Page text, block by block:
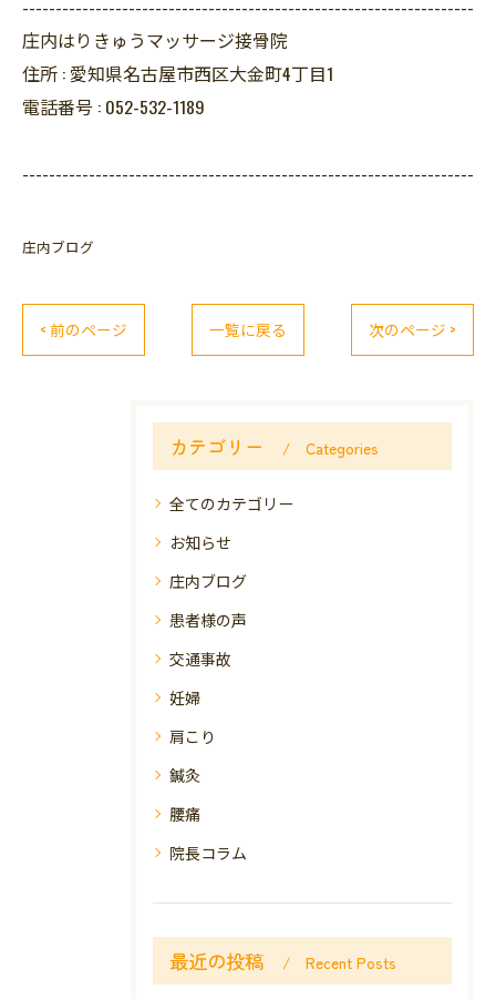
--------------------------------------------------------------------
庄内はりきゅうマッサージ接骨院
住所 : 愛知県名古屋市西区大金町4丁目1
電話番号 : 052-532-1189
--------------------------------------------------------------------
庄内ブログ
< 前のページ 一覧に戻る 次のページ >
カテゴリー Categories
全てのカテゴリー
お知らせ
庄内ブログ
患者様の声
交通事故
妊婦
肩こり
鍼灸
腰痛
院長コラム
最近の投稿 Recent Posts